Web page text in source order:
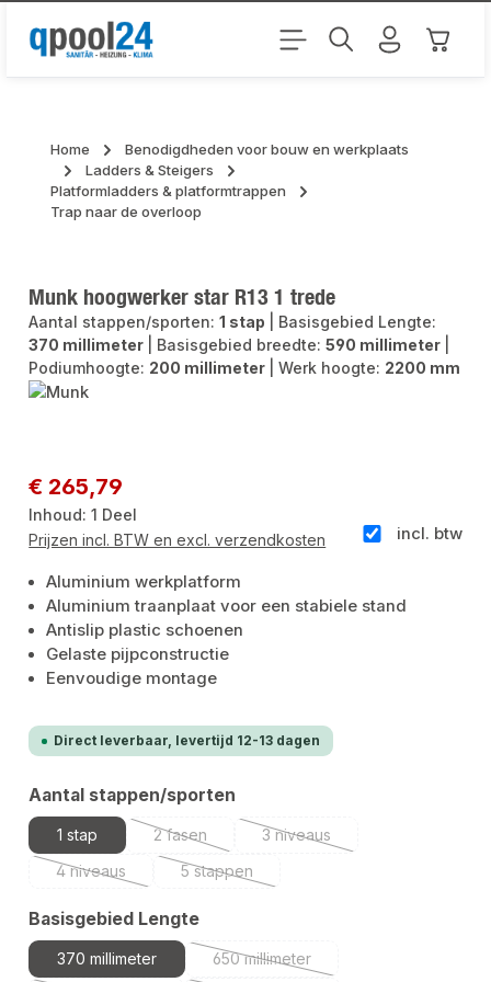
Ga naar de hoofdinhoud
Home
Benodigdheden voor bouw en werkplaats
Ladders & Steigers
Platformladders & platformtrappen
Trap naar de overloop
Munk hoogwerker star R13 1 trede
Aantal stappen/sporten:1 stap
Basisgebied Lengte:
370 millimeter
Basisgebied breedte:590 millimeter
Podiumhoogte: 200 millimeter Werk hoogte: 2200 mm
Normale prijs:
€ 265,79
Inhoud:1 Deel
incl. btw
Prijzen incl. BTW en excl. verzendkosten
Aluminium werkplatform
Aluminium traanplaat voor een stabiele stand
Antislip plastic schoenen
Gelaste pijpconstructie
Eenvoudige montage
Direct leverbaar, levertijd 12-13 dagen
Selecteer
Aantal stappen/sporten
1 stap 2 fasen
(Deze optie is momenteel niet beschikbaar.)
3 niveaus
(Deze optie is momenteel
4 niveaus
(Deze optie is momenteel niet beschikbaar.)
5 stappen
(Deze optie is momenteel niet
Selecteer
Basisgebied Lengte
370 millimeter 650 millimeter
(Deze optie is momenteel niet